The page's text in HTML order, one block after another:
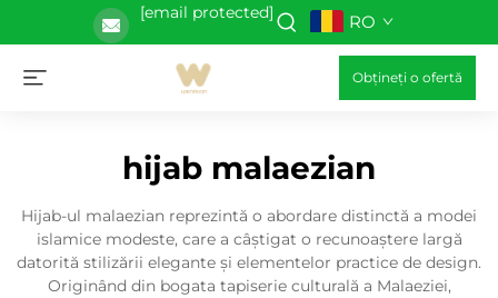
[email protected] RO
Obțineți o ofertă
hijab malaezian
Hijab-ul malaezian reprezintă o abordare distinctă a modei
islamice modeste, care a câștigat o recunoaștere largă
datorită stilizării elegante și elementelor practice de design.
Originând din bogata tapiserie culturală a Malaeziei,